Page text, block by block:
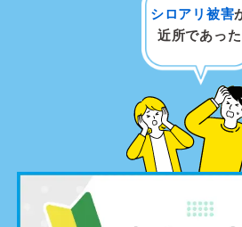
シロアリ被害
近所であった